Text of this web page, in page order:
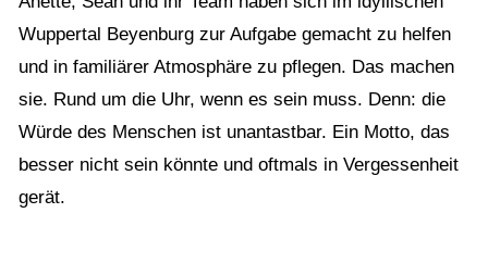
Wuppertal Beyenburg zur Aufgabe gemacht zu helfen
und in familiärer Atmosphäre zu pflegen. Das machen
sie. Rund um die Uhr, wenn es sein muss. Denn: die
Würde des Menschen ist unantastbar. Ein Motto, das
besser nicht sein könnte und oftmals in Vergessenheit
gerät.